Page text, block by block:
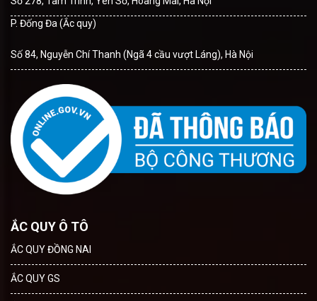
P. Đống Đa (Ắc quy)
Số 84, Nguyễn Chí Thanh (Ngã 4 cầu vượt Láng), Hà Nội
ẮC QUY Ô TÔ
ẮC QUY ĐỒNG NAI
ẮC QUY GS